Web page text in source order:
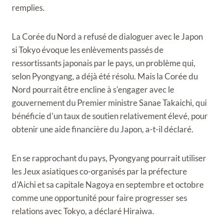
remplies.
La Corée du Nord a refusé de dialoguer avec le Japon
si Tokyo évoque les enlèvements passés de
ressortissants japonais par le pays, un problème qui,
selon Pyongyang, a déjà été résolu. Mais la Corée du
Nord pourrait être encline à s'engager avec le
gouvernement du Premier ministre Sanae Takaichi, qui
bénéficie d'un taux de soutien relativement élevé, pour
obtenir une aide financière du Japon, a-t-il déclaré.
En se rapprochant du pays, Pyongyang pourrait utiliser
les Jeux asiatiques co-organisés par la préfecture
d'Aichi et sa capitale Nagoya en septembre et octobre
comme une opportunité pour faire progresser ses
relations avec Tokyo, a déclaré Hiraiwa.